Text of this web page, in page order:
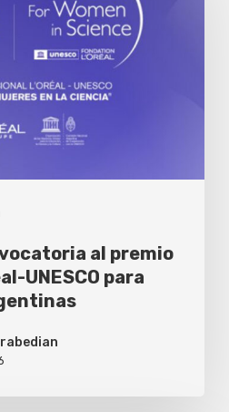
al premio
UNESCO para